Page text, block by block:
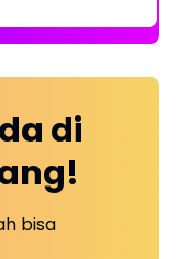
di
bisa